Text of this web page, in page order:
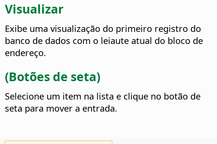
Visualizar
Exibe uma visualização do primeiro registro do
banco de dados com o leiaute atual do bloco de
endereço.
(Botões de seta)
Selecione um item na lista e clique no botão de
seta para mover a entrada.